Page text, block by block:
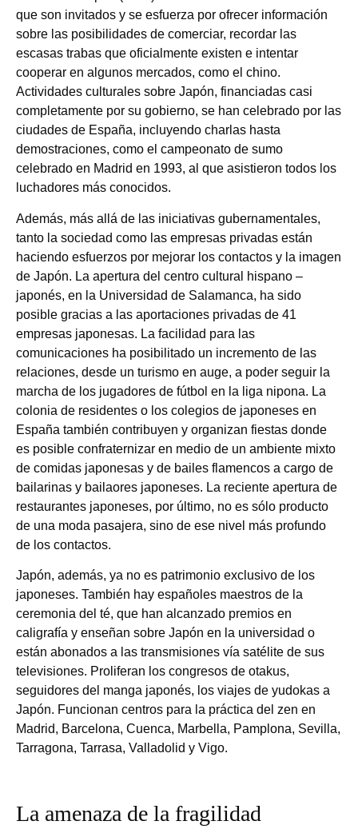
que son invitados y se esfuerza por ofrecer información
sobre las posibilidades de comerciar, recordar las
escasas trabas que oficialmente existen e intentar
cooperar en algunos mercados, como el chino.
Actividades culturales sobre Japón, financiadas casi
completamente por su gobierno, se han celebrado por las
ciudades de España, incluyendo charlas hasta
demostraciones, como el campeonato de sumo
celebrado en Madrid en 1993, al que asistieron todos los
luchadores más conocidos.
Además, más allá de las iniciativas gubernamentales,
tanto la sociedad como las empresas privadas están
haciendo esfuerzos por mejorar los contactos y la imagen
de Japón. La apertura del centro cultural hispano –
japonés, en la Universidad de Salamanca, ha sido
posible gracias a las aportaciones privadas de 41
empresas japonesas. La facilidad para las
comunicaciones ha posibilitado un incremento de las
relaciones, desde un turismo en auge, a poder seguir la
marcha de los jugadores de fútbol en la liga nipona. La
colonia de residentes o los colegios de japoneses en
España también contribuyen y organizan fiestas donde
es posible confraternizar en medio de un ambiente mixto
de comidas japonesas y de bailes flamencos a cargo de
bailarinas y bailaores japoneses. La reciente apertura de
restaurantes japoneses, por último, no es sólo producto
de una moda pasajera, sino de ese nivel más profundo
de los contactos.
Japón, además, ya no es patrimonio exclusivo de los
japoneses. También hay españoles maestros de la
ceremonia del té, que han alcanzado premios en
caligrafía y enseñan sobre Japón en la universidad o
están abonados a las transmisiones vía satélite de sus
televisiones. Proliferan los congresos de otakus,
seguidores del manga japonés, los viajes de yudokas a
Japón. Funcionan centros para la práctica del zen en
Madrid, Barcelona, Cuenca, Marbella, Pamplona, Sevilla,
Tarragona, Tarrasa, Valladolid y Vigo.
La amenaza de la fragilidad